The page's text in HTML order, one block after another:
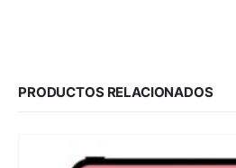
PRODUCTOS RELACIONADOS